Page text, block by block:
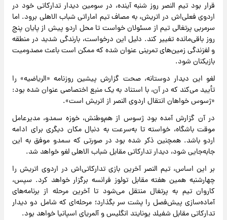
قرار بود تیم النصر روز شنبه آینده، در سومین دیدار تدارکاتی خود در
اردوی فعلی‌اش در اتریش، به مصاف تیم اماراتی شباب الاهلی برود. اما
سرمربی پرتغالی تیم از مسئولان خواست تا محل اردو پیش از پایان پنج
روز باقی‌مانده تغییر کند. دلیل این درخواست، بارندگی شدید در منطقه
و لغزندگی زمین‌های تمرینی عنوان شده که ممکن است باعث مصدومیت
بازیکنان شود.
لغو این دیدار دوستانه، صحت گزارش پیشین روزنامه «الریاضیه» را
تأیید می‌کند که در آن، با استناد به یک منبع اختصاصی عنوان شده بود:
«ژسوس خواهان انتقال اردوی النصر از اتریش است».
در آن گزارش آمده بود ژسوس از هم‌وطنش، خوزه سمدو، مدیرعامل
موقت باشگاه، خواسته تا به‌سرعت به دنبال مکان دیگری برای ادامه
اردو باشد. همچنین ذکر شده بود در صورتی که سمدو موفق به این
جابه‌جایی شود، دیدار تدارکاتی مقابل شباب الاهلی لغو خواهد شد.
بر این اساس، تیم النصر آخرین بازی تدارکاتی‌اش در اردوی اتریش را
چهارشنبه همین هفته مقابل تولوز فرانسه برگزار خواهد کرد. سپس،
کاروان تیم به پرتغال منتقل می‌شود تا آخرین مرحله از برنامه‌های
آماده‌سازی پیش‌فصل را پشت سر بگذارد؛ مرحله‌ای که شامل دو دیدار
تدارکاتی مقابل شفیلد یونایتد انگلیس و آلمریای اسپانیا خواهد بود.